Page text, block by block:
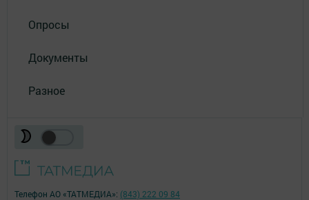
Опросы
Документы
Разное
Телефон АО «ТАТМЕДИА»: (843) 222 09 84